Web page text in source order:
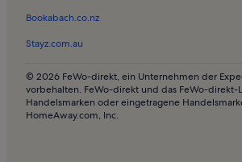
Ferienunterkünfte mit Pool in Norddeich
Ferienunterkünfte in Strandnähe in Norddeich
Ferienwohnungen und Apartments in
Longstay in Norddeich
Ferienwohnungen und Apartments in Osteel
Bookabach.co.nz
Stayz.com.au
© 2026 FeWo-direkt, ein Unternehmen der
vorbehalten. FeWo-direkt und das FeWo-direkt-
Handelsmarken oder eingetragene
HomeAway.com, Inc.